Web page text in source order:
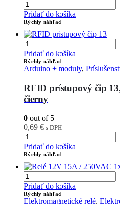
Pridať do košíka
Rýchly náhľad
Pridať do košíka
Rýchly náhľad
Arduino + moduly,
RFID prístupový čip
čierny
0 out of 5
0,69 € s DPH
Pridať do košíka
Rýchly náhľad
Pridať do košíka
Rýchly náhľad
Elektromagnetické relé,